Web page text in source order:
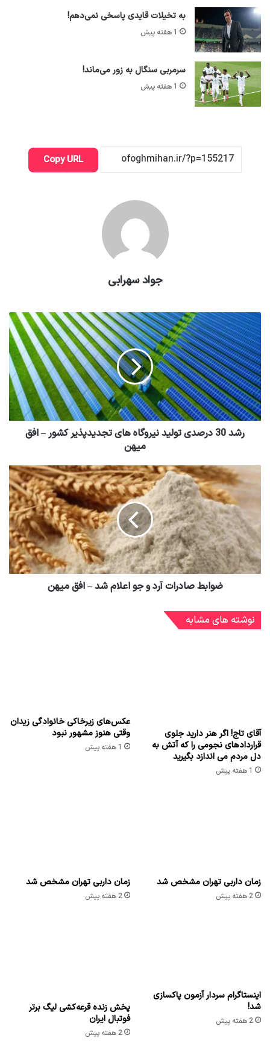
به تخیلات قایدی پاسخی نمی‌دهم!
1 هفته پیش
سرمربی سنگال به زور می‌ماند!
1 هفته پیش
Copy URL
جواد سهرابی
رشد 30 درصدی تولید نیروگاه های تجدیدپذیر کشور – افق
میهن
ضوابط صادرات آرد و جو اعلام شد – افق میهن
نوشته های مشابه
آقای تاج! اگر هنر دارید جلوی
قراردادهای نجومی را که آتش به
دل مردم می اندازد بگیرید
1 هفته پیش
عکس‌های زیرخاکی خانوادگی زیدان
وقتی هنوز مشهور نبود
1 هفته پیش
زمان داربی تهران مشخص شد
2 هفته پیش
زمان داربی تهران مشخص شد
2 هفته پیش
اینستاگرام سردار آزمون پاکسازی
شد!
2 هفته پیش
پخش زنده قرعه‌کشی لیگ برتر
فوتبال ایران
2 هفته پیش